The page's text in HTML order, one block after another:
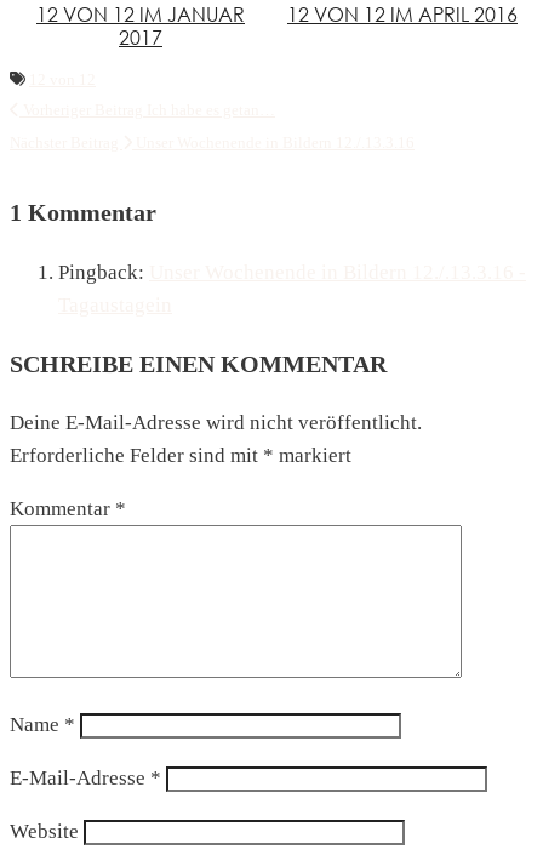
12 VON 12 IM JANUAR
2017
12 VON 12 IM APRIL 2016
1 Kommentar
Pingback:
SCHREIBE EINEN KOMMENTAR
Deine E-Mail-Adresse wird nicht veröffentlicht.
Erforderliche Felder sind mit * markiert
Kommentar *
Name *
E-Mail-Adresse *
Website